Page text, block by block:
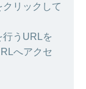
リックして
行うURLを
へアクセ